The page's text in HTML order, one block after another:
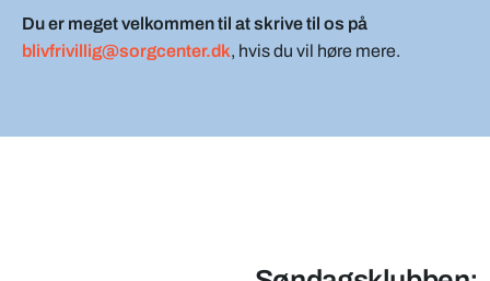
Du er meget velkommen til at skrive til os på
blivfrivillig@sorgcenter.dk, hvis du vil høre mere.